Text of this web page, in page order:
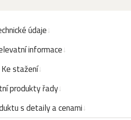
údaje
informace
Ke stažení
produkty řady
s detaily a cenami